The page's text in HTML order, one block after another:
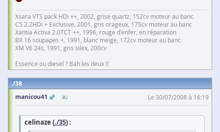
Xsara VTS pack HDi ++, 2002, grise quartz, 152cv moteur au banc
C5 2.2HDi + Exclusive, 2001, gris orageux, 175cv moteur au banc
Xantia Activa 2.0TCT ++, 1996, rouge d'enfer, en réparation
BX 16 soupapes +, 1991, blanc meige, 172cv moteur au banc
XM V6 24s, 1991, gris silex, 200cv
Essence ou diesel ? Bah les deux !!
38
manicou41
Le 30/07/2008 à 16:19
celinaze (./35) :